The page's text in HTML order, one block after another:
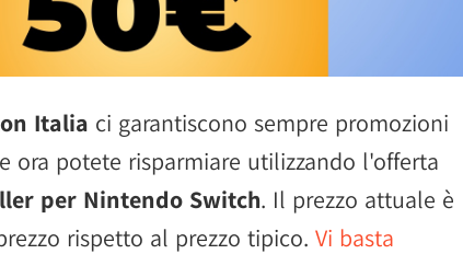
Italia ci garantiscono sempre promozioni
ora potete risparmiare utilizzando l'offerta
per Nintendo Switch. Il prezzo attuale è
rispetto al prezzo tipico. Vi basta